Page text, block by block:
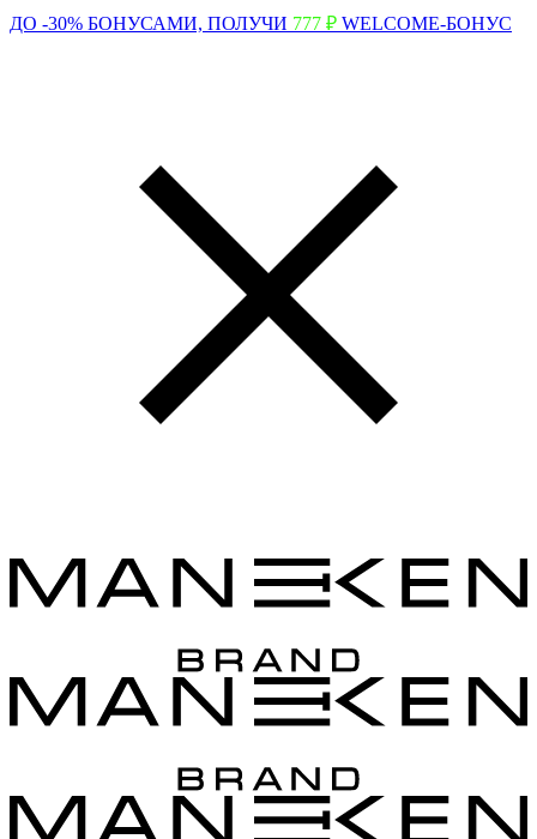
ДО -30% БОНУСАМИ, ПОЛУЧИ 777 ₽ WELCOME-БОНУС